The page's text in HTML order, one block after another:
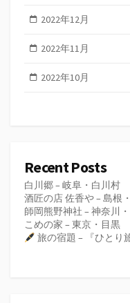
2022年12月
2022年11月
2022年10月
Recent Posts
白川郷 – 岐阜・白川村
酒匠の店 佐香や – 島根
師岡熊野神社 – 神奈川
こめの家 – 東京・目黒
旅の宿題 – 『ひとり